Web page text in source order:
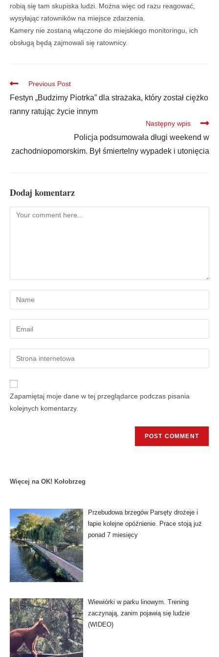
robią się tam skupiska ludzi. Można więc od razu reagować,
wysyłając ratowników na miejsce zdarzenia.
Kamery nie zostaną włączone do miejskiego monitoringu, ich
obsługą będą zajmowali się ratownicy.
Previous Post
Festyn „Budzimy Piotrka” dla strażaka, który został ciężko
ranny ratując życie innym
Następny wpis
Policja podsumowała długi weekend w
zachodniopomorskim. Był śmiertelny wypadek i utonięcia
Dodaj komentarz
Zapamiętaj moje dane w tej przeglądarce podczas pisania
kolejnych komentarzy.
Więcej na OK! Kołobrzeg
Przebudowa brzegów Parsęty drożeje i
łapie kolejne opóźnienie. Prace stoją już
ponad 7 miesięcy
Wiewiórki w parku linowym. Trening
zaczynają, zanim pojawią się ludzie
(WIDEO)